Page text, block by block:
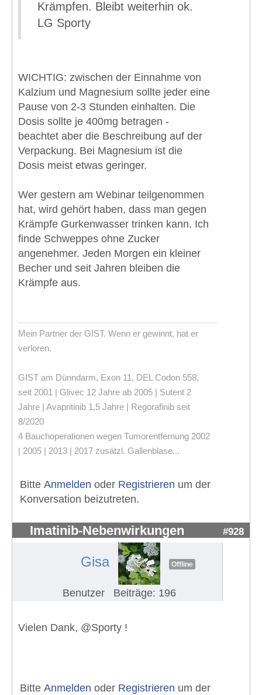
Krämpfen. Bleibt weiterhin ok.
LG Sporty
WICHTIG: zwischen der Einnahme von
Kalzium und Magnesium sollte jeder eine
Pause von 2-3 Stunden einhalten. Die
Dosis sollte je 400mg betragen -
beachtet aber die Beschreibung auf der
Verpackung. Bei Magnesium ist die
Dosis meist etwas geringer.
Wer gestern am Webinar teilgenommen
hat, wird gehört haben, dass man gegen
Krämpfe Gurkenwasser trinken kann. Ich
finde Schweppes ohne Zucker
angenehmer. Jeden Morgen ein kleiner
Becher und seit Jahren bleiben die
Krämpfe aus.
Mein Partner der GIST. Wenn er gewinnt, hat er
verloren.
GIST am Dünndarm, Exon 11, DEL Codon 558,
seit 2001 | Glivec 12 Jahre ab 2005 | Sutent 2
Jahre | Avapritinib 1,5 Jahre | Regorafinib seit
8/2020
4 Bauchoperationen wegen Tumorentfernung 2002
| 2005 | 2013 | 2017 zusätzl. Gallenblase...
Bitte Anmelden oder Registrieren um der
Konversation beizutreten.
Imatinib-Nebenwirkungen #928
Gisa Offline
Benutzer Beiträge: 196
Vielen Dank, @Sporty !
Bitte Anmelden oder Registrieren um der